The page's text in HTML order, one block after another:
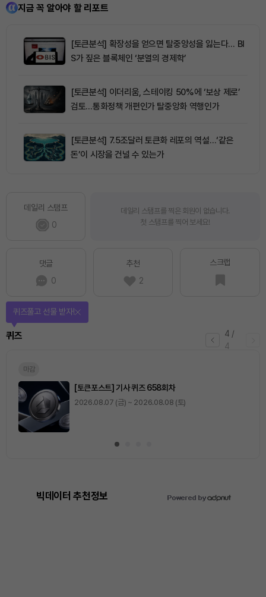
지금 꼭 알아야 할 리포트
[토큰분석] 확장성을 얻으면 탈중앙성을 잃는다… BI
S가 짚은 블록체인 ‘분열의 경제학’
[토큰분석] 이더리움, 스테이킹 50%에 ‘보상 제로’
검토…통화정책 개편인가 탈중앙화 역행인가
[토큰분석] 7.5조달러 토큰화 레포의 역설…‘같은
돈’이 시장을 건널 수 있는가
데일리 스탬프
0
데일리 스탬프를 찍은 회원이 없습니다.
첫 스탬프를 찍어 보세요!
댓글
0
추천
2
스크랩
4 /
4
퀴즈
퀴즈풀고 선물 받자!
마감
[토큰포스트] 기사 퀴즈 658회차
2026.08.07 (금) ~ 2026.08.08 (토)
빅데이터 추천정보